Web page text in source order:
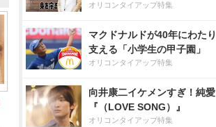
オリコンタイアップ特集
マクドナルドが40年にわたり
支える「小学生の甲子園」
オリコンタイアップ特集
向井康二イケメンすぎ！純愛
『（LOVE SONG）』
オリコンタイアップ特集